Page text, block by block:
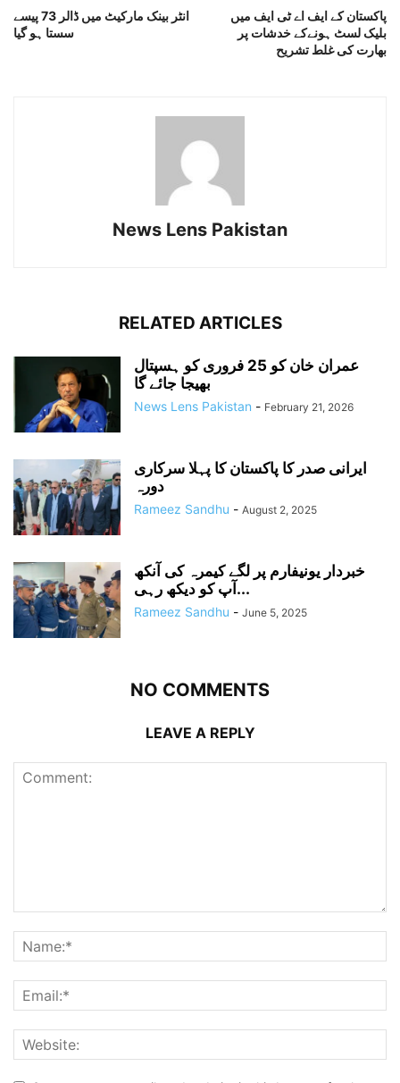
انٹر بینک مارکیٹ میں ڈالر 73 پیسے
سستا ہو گیا
پاکستان کے ایف اے ٹی ایف میں
بلیک لسٹ ہونےکے خدشات پر
بھارت کی غلط تشریح
News Lens Pakistan
RELATED ARTICLES
عمران خان کو 25 فروری کو ہسپتال
بھیجا جائے گا
News Lens Pakistan - February 21, 2026
ایرانی صدر کا پاکستان کا پہلا سرکاری
دورہ
Rameez Sandhu - August 2, 2025
خبردار یونیفارم پر لگے کیمرہ کی آنکھ
آپ کو دیکھ رہی...
Rameez Sandhu - June 5, 2025
NO COMMENTS
LEAVE A REPLY